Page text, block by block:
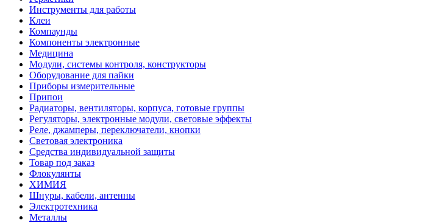
Инструменты для работы
Клеи
Компаунды
Компоненты электронные
Медицина
Модули, системы контроля, конструкторы
Оборудование для пайки
Приборы измерительные
Припои
Радиаторы, вентиляторы, корпуса, готовые группы
Регуляторы, электронные модули, световые эффекты
Реле, джамперы, переключатели, кнопки
Световая электроника
Средства индивидуальной защиты
Товар под заказ
Флокулянты
ХИМИЯ
Шнуры, кабели, антенны
Электротехника
Металлы